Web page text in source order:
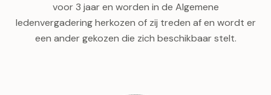
voor 3 jaar en worden in de Algemene
ledenvergadering herkozen of zij treden af en wordt er
een ander gekozen die zich beschikbaar stelt.